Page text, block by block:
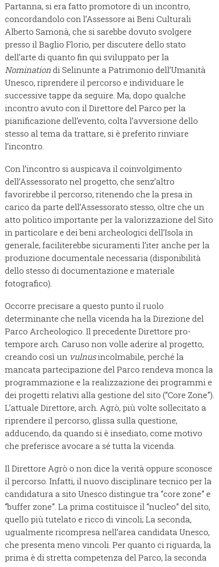
Partanna, si era fatto promotore di un incontro,
concordandolo con l’Assessore ai Beni Culturali
Alberto Samonà, che si sarebbe dovuto svolgere
presso il Baglio Florio, per discutere dello stato
dell’arte di quanto fin qui sviluppato per la
Nominationdi Selinunte a Patrimonio dell’Umanità
Unesco, riprendere il percorso e individuare le
successive tappe da seguire. Ma, dopo qualche
incontro avuto con il Direttore del Parco per la
pianificazione dell’evento, colta l’avversione dello
stesso al tema da trattare, si è preferito rinviare
l’incontro.
Con l’incontro si auspicava il coinvolgimento
dell’Assessorato nel progetto, che senz’altro
favorirebbe il percorso, ritenendo che la presa in
carico da parte dell’Assessorato stesso, oltre che un
atto politico importante per la valorizzazione del Sito
in particolare e dei beni archeologici dell’Isola in
generale, faciliterebbe sicuramenti l’iter anche per la
produzione documentale necessaria (disponibilità
dello stesso di documentazione e materiale
fotografico).
Occorre precisare a questo punto il ruolo
determinante che nella vicenda ha la Direzione del
Parco Archeologico. Il precedente Direttore pro-
tempore arch. Caruso non volle aderire al progetto,
creando così un vulnusincolmabile, perché la
mancata partecipazione del Parco rendeva monca la
programmazione e la realizzazione dei programmi e
dei progetti relativi alla gestione del sito (“Core Zone”).
L’attuale Direttore, arch. Agrò, più volte sollecitato a
riprendere il percorso, glissa sulla questione,
adducendo, da quando si è insediato, come motivo
che preferisce avocare a sé tutta la vicenda.
Il Direttore Agrò o non dice la verità oppure sconosce
il percorso. Infatti, il nuovo disciplinare tecnico per la
candidatura a sito Unesco distingue tra “core zone” e
“buffer zone”. La prima costituisce il “nucleo” del sito,
quello più tutelato e ricco di vincoli; La seconda,
ugualmente ricompresa nell’area candidata Unesco,
che presenta meno vincoli. Per quanto ci riguarda, la
prima è di stretta competenza del Parco, la seconda